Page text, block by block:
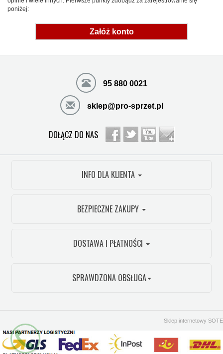
poniżej:
Załóż konto
95 880 0021
sklep@pro-sprzet.pl
DOŁĄCZ DO NAS
INFO DLA KLIENTA
BEZPIECZNE ZAKUPY
DOSTAWA I PŁATNOŚCI
SPRAWDZONA OBSŁUGA
Sklep internetowy SOTE